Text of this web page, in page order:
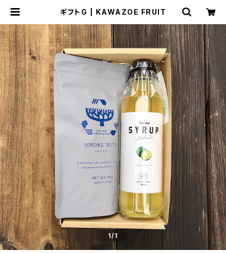
ギフトG | KAWAZOE FRUIT
1/1